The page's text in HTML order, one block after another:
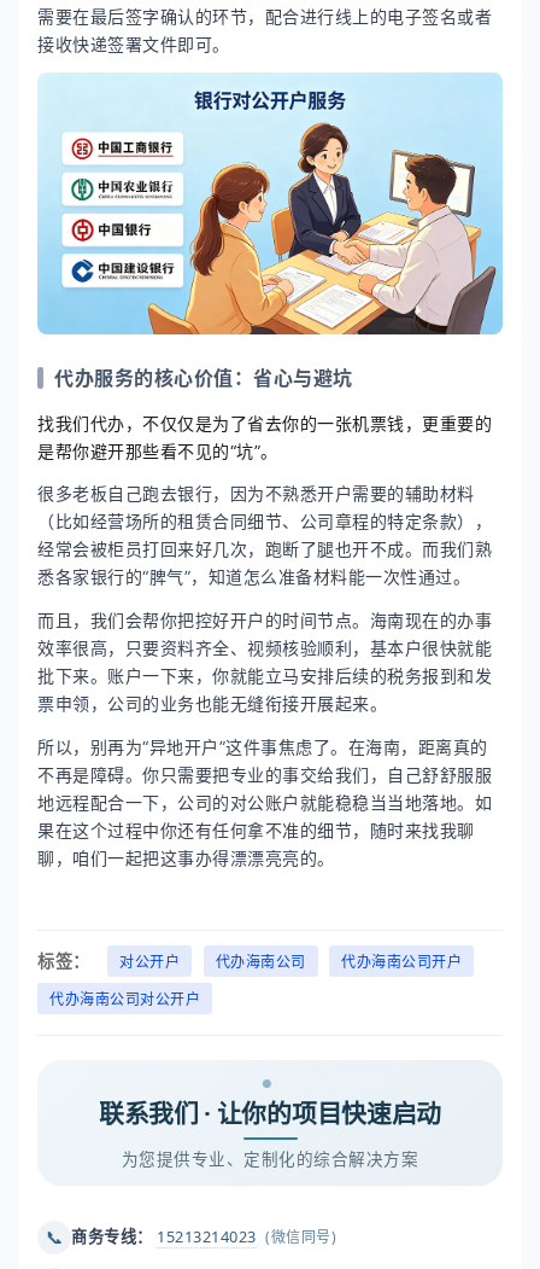
需要在最后签字确认的环节，配合进行线上的电子签名或者
接收快递签署文件即可。
代办服务的核心价值：省心与避坑
找我们代办，不仅仅是为了省去你的一张机票钱，更重要的
是帮你避开那些看不见的“坑”。
很多老板自己跑去银行，因为不熟悉开户需要的辅助材料
（比如经营场所的租赁合同细节、公司章程的特定条款），
经常会被柜员打回来好几次，跑断了腿也开不成。而我们熟
悉各家银行的“脾气”，知道怎么准备材料能一次性通过。
而且，我们会帮你把控好开户的时间节点。海南现在的办事
效率很高，只要资料齐全、视频核验顺利，基本户很快就能
批下来。账户一下来，你就能立马安排后续的税务报到和发
票申领，公司的业务也能无缝衔接开展起来。
所以，别再为“异地开户”这件事焦虑了。在海南，距离真的
不再是障碍。你只需要把专业的事交给我们，自己舒舒服服
地远程配合一下，公司的对公账户就能稳稳当当地落地。如
果在这个过程中你还有任何拿不准的细节，随时来找我聊
聊，咱们一起把这事办得漂漂亮亮的。
标签： 对公开户 代办海南公司
代办海南公司开户
代办海南公司对公开户
联系我们 · 让你的项目快速启动
为您提供专业、定制化的综合解决方案
📞 商务专线： 15213214023 (微信同号)